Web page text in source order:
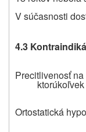
V súčasnosti
4.3
Precitlivenosť
Ortostatická